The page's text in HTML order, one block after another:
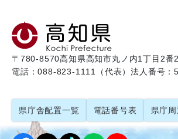
〒780-8570高知県高知市丸ノ内1丁目2番
電話：088-823-1111（代表）法人番号：
県庁舎配置一覧 電話番号表 県庁